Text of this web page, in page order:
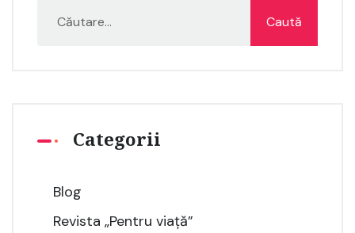
Categorii
Blog
Revista „Pentru viață”